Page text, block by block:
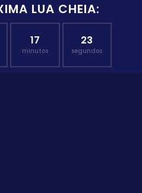
LUA CHEIA:
17
minutos
23
segundos